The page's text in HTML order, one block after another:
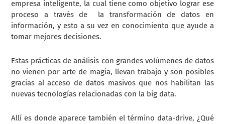
empresa inteligente, la cual tiene como objetivo lograr ese
proceso a través de la transformación de datos en
información, y esto a su vez en conocimiento que ayude a
tomar mejores decisiones.
Estas prácticas de análisis con grandes volúmenes de datos
no vienen por arte de magia, llevan trabajo y son posibles
gracias al acceso de datos masivos que nos habilitan las
nuevas tecnologías relacionadas con la big data.
Allí es donde aparece también el término data-drive, ¿Qué